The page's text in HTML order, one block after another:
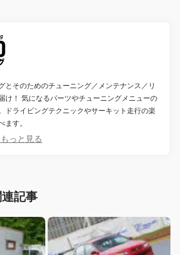
とそのためのチューニング／メンテナンス／リ
け！ 気になるパーツやチューニングメニューの
ドライビングテクニックやサーキット走行の楽
ます。
っと見る
記事